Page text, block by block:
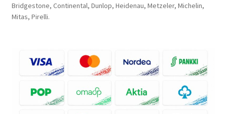
Bridgestone, Continental, Dunlop, Heidenau, Metzeler, Michelin,
Mitas, Pirelli.